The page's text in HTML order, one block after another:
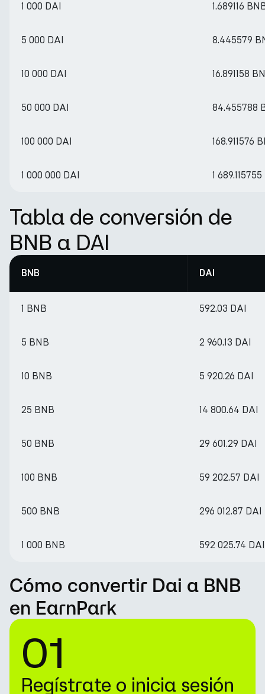
1 000 DAI 1.689116
5 000 DAI 8.445579
10 000 DAI 16.891158
50 000 DAI 84.455788
100 000 DAI 168.911576
1 000 000 DAI 1
Tabla de conversión de
BNB a DAI
BNB DAI
1 BNB 592.03 DAI
5 BNB 2 960.13 DAI
10 BNB 5 920.26 DAI
25 BNB 14 800.64 DAI
50 BNB 29 601.29 DAI
100 BNB 59 202.57 DAI
500 BNB 296 012.87 DAI
1 000 BNB 592 025.74 DAI
Cómo convertir Dai a BNB
en EarnPark
01
Regístrate o inicia sesión